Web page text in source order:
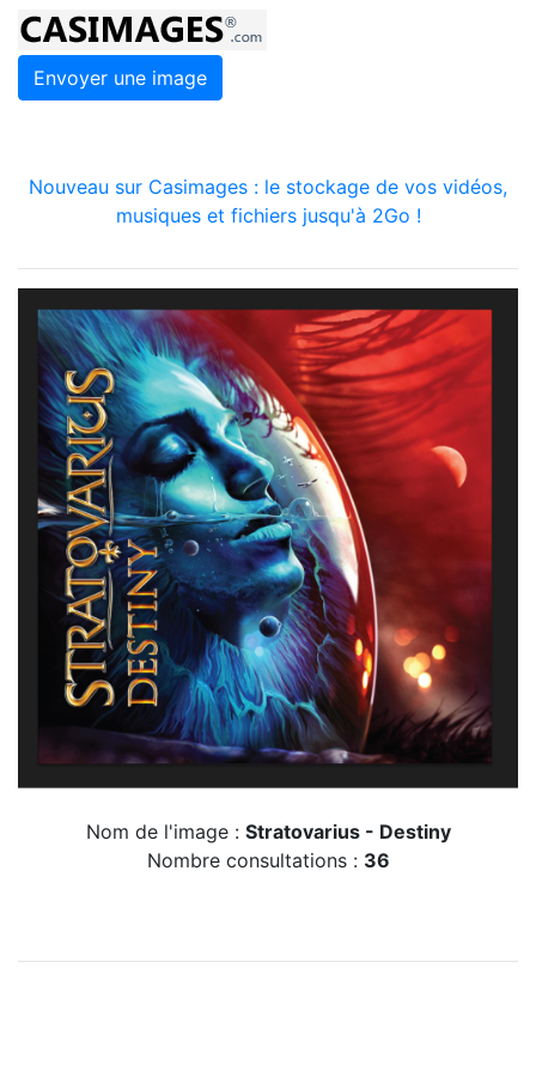
Envoyer une image
Nouveau sur Casimages : le stockage de vos vidéos,
musiques et fichiers jusqu'à 2Go !
Nom de l'image : Stratovarius - Destiny
Nombre consultations : 36